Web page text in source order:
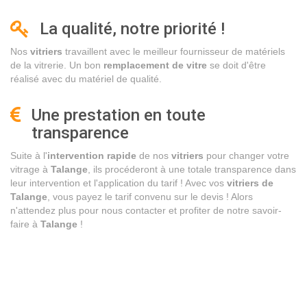
La qualité, notre priorité !
Nos vitriers travaillent avec le meilleur fournisseur de matériels
de la vitrerie. Un bon remplacement de vitre se doit d'être
réalisé avec du matériel de qualité.
Une prestation en toute
transparence
Suite à l'intervention rapide de nos vitriers pour changer votre
vitrage à Talange , ils procéderont à une totale transparence dans
leur intervention et l'application du tarif ! Avec vos vitriers de
Talange , vous payez le tarif convenu sur le devis ! Alors
n'attendez plus pour nous contacter et profiter de notre savoir-
faire à Talange !